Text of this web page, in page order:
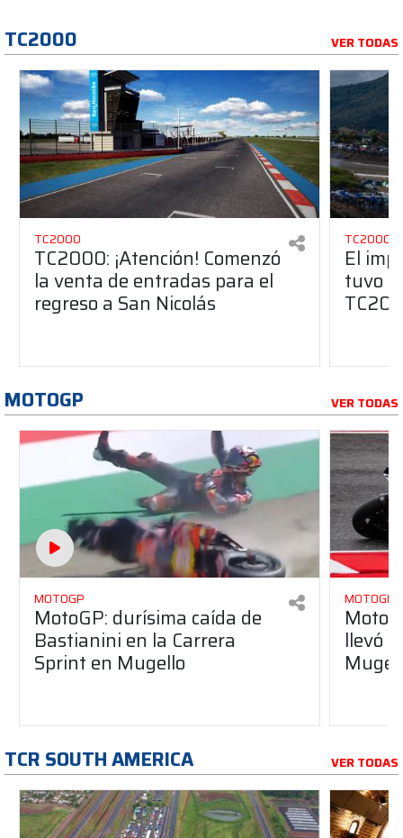
TC2000 VER TODAS
TC2000
TC2000: ¡Atención! Comenzó
la venta de entradas para el
regreso a San Nicolás
TC2000
El
tuvo
MOTOGP VER TODAS
MOTOGP
MotoGP: durísima caída de
Bastianini en la Carrera
Sprint en Mugello
MOTOGP
llevó
TCR SOUTH AMERICA VER TODAS